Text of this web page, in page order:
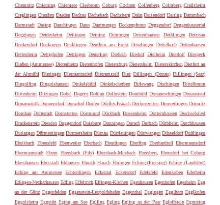
Chemnitz Chieming Chiemsee Cleebronn Coburg Cochem Collenberg Colmberg Crailsheim
Creglingen Creußen Daaden Dachau Dachsbach Dachsberg Dahn Daisendorf Daiting Dammbach
Darmstadt Dasing Dauchingen Daun Dautmergen Deckenpfronn Deggendorf Deggenhausertal
Deggingen
Deidesheim Deilingen Deining Deiningen Deisenhausen Deißlingen
Deizisau
Denkendorf Denkingen Denklingen Dentlein am Forst Denzlingen Dettelbach Dettenhausen
Dettenheim
Dettighofen Dettingen Deuerling Diebach Diedorf Dielheim Dierdorf Diespeck
Dießen (Ammersee) Dietenheim Dietenhofen Dietersburg Dietersheim Dieterskirchen Dietfurt an
der Altmühl Dietingen Dietmannsried Dietramszell Diez Dillingen (Donau) Dillingen (Saar)
Dingolfing
Dingolshausen Dinkelsbühl Dinkelscherben Dirlewang Dischingen
Dittelbrunn
Dittenheim Ditzingen Dobel Dogern Döhlau Dollnstein Dombühl Donaueschingen Donaustauf
Donauwörth Donnersdorf Donzdorf Dorfen Dörfles-Esbach Dorfprozelten Dormettingen Dormitz
Dornhan Dornstadt Dornstetten Dortmund Dörzbach Dossenheim Dotternhausen Drachselsried
Drackenstein Dresden Duggendorf Duisburg Dunningen Durach Durbach Dürbheim Durchhausen
Durlangen Dürmentingen Durmersheim Dürnau Dürrlauingen Dürrwangen Düsseldorf Dußlingen
Ebelsbach Ebensfeld Ebenweiler Eberbach Eberdingen Eberfing Eberhardzell Ebermannsdorf
Ebermannstadt Ebern Ebersbach (Fils) Ebersbach-Musbach Ebersberg Ebersdorf bei Coburg
Ebershausen Eberstadt Ebhausen Ebnath Ebrach Ebringen Eching (Freising) Eching (Landshut)
Eching am Ammersee
Echterdingen Eckental Eckersdorf Edelsfeld Edenkoben
Ederheim
Edingen-Neckarhausen Edling Effeltrich Efringen-Kirchen Egenhausen Egenhofen Egesheim Egg
an der Günz Eggenfelden Eggenstein-Leopoldshafen Eggenthal Eggingen Egglham Egglkofen
Eggolsheim Eggstätt Eging am See Eglfing Egling Egling an der Paar Egloffstein Egmating